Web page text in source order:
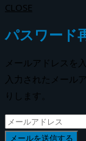
CLOSE
パスワード
メールアドレスを
入力されたメール
りします。